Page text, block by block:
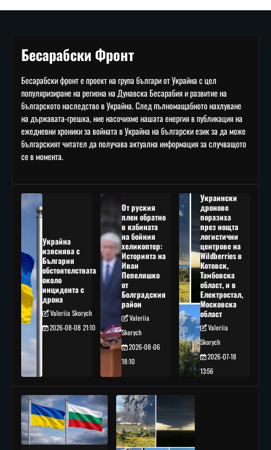
Бесарабски Фронт
Бесарабски фронт е проект на група българи от Украйна с цел
популяризиране на региона на Дунавска Бесарабия и развитие на
българското наследство в Украйна. След пълномащабното нахлуване
на държавата-грешка, ние насочихме нашата енергия в публикация на
ежедневни хроники за войната в Украйна на български език за да може
българският читател да получава актуална информация за случващото
се в момента.
Украйна
изяснява с
България
обстоятелствата
около
инцидента с
дрона
Valeriia Skorych
2026-08-08 21:10
От руския
плен обратно
в кабината
на бойния
хеликоптер:
Историята на
Иван
Пепеляшко
от
Болградския
район
Valeriia
Skorych
2026-08-06
18:10
Украински
дронове
поразиха
през нощта
логистични
центрове на
Wildberries в
Котовск,
Тамбовска
област, и в
Електростал,
Московска
област
Valeriia
Skorych
2026-07-18
13:56